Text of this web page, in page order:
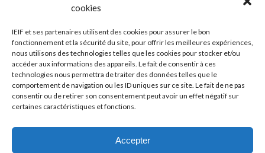
cookies
IEIF et ses partenaires utilisent des cookies pour assurer le bon
fonctionnement et la sécurité du site, pour offrir les meilleures expériences,
nous utilisons des technologies telles que les cookies pour stocker et/ou
accéder aux informations des appareils. Le fait de consentir à ces
technologies nous permettra de traiter des données telles que le
comportement de navigation ou les ID uniques sur ce site. Le fait de ne pas
consentir ou de retirer son consentement peut avoir un effet négatif sur
certaines caractéristiques et fonctions.
Accepter
Prénom*
E-mail*